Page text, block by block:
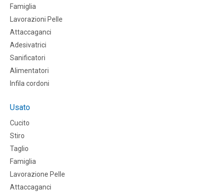
Famiglia
Lavorazioni Pelle
Attaccaganci
Adesivatrici
Sanificatori
Alimentatori
Infila cordoni
Usato
Cucito
Stiro
Taglio
Famiglia
Lavorazione Pelle
Attaccaganci